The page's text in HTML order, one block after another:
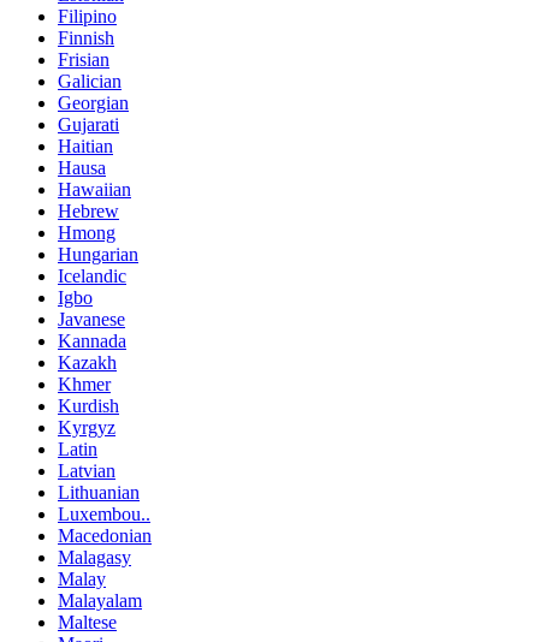
Filipino
Finnish
Frisian
Galician
Georgian
Gujarati
Haitian
Hausa
Hawaiian
Hebrew
Hmong
Hungarian
Icelandic
Igbo
Javanese
Kannada
Kazakh
Khmer
Kurdish
Kyrgyz
Latin
Latvian
Lithuanian
Luxembou..
Macedonian
Malagasy
Malay
Malayalam
Maltese